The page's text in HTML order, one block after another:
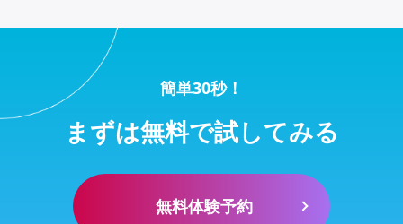
簡単30秒！
まずは無料で試してみる
無料体験予約